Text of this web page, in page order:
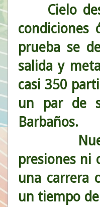
Cielo
condiciones
prueba se
salida y
casi 350
un par de
Barbaños.
Nuestros
presiones ni
una carrera
un tiempo